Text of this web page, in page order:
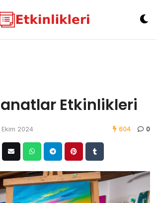
Etkinlikleri
Ekim 2024 604 0